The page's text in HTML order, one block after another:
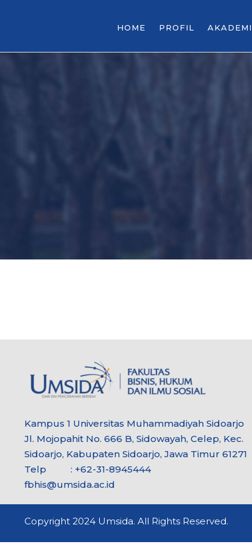
HOME PROFIL
Kampus 1 Universitas Muhammadiyah Sidoarjo
Jl. Mojopahit No. 666 B, Sidowayah, Celep, Kec.
Sidoarjo, Kabupaten Sidoarjo, Jawa Timur 61271
Telp : +62-31-8945444
fbhis@umsida.ac.id
Copyright 2024 Umsida. All Rights Reserved.